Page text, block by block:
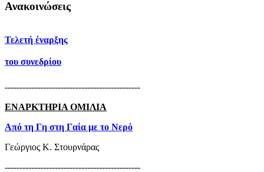
Ανακοινώσεις
Τελετή έναρξης
του συνεδρίου
----------------------------------------------
ΕΝΑΡΚΤΗΡΙΑ ΟΜΙΛΙΑ
Από τη Γη στη Γαία με το Νερό
Γεώργιος Κ. Στουρνάρας
----------------------------------------------